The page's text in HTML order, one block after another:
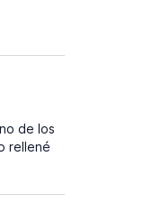
de los
rellené